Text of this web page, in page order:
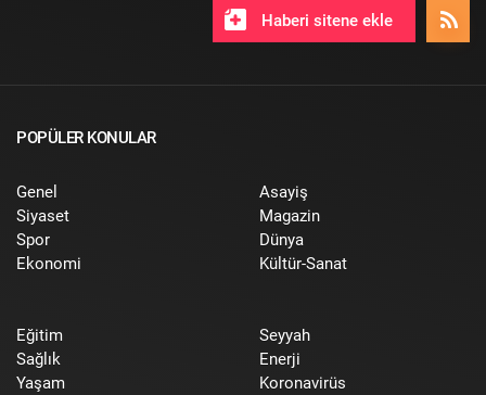
Haberi sitene ekle
POPÜLER KONULAR
Genel
Siyaset
Spor
Ekonomi
Asayiş
Magazin
Dünya
Kültür-Sanat
Eğitim
Sağlık
Yaşam
Seyyah
Enerji
Koronavirüs